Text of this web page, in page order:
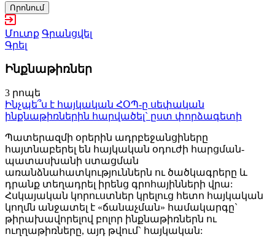
Որոնում
Մուտք Գրանցվել
Գրել
Ինքնաթիռներ
3 րոպե
Ինչպե՞ս է հայկական ՀՕՊ-ը սեփական
ինքնաթիռներին հարվածել` ըստ փորձագետի
Պատերազմի օրերին ադրբեջանցիները
հայտնաբերել են հայկական օդուժի հարցման-
պատասխանի ստացման
առանձնահատկություններն ու ծածկագրերը և
դրանք տեղադրել իրենց գրոհայինների վրա:
Հսկայական կորուստներ կրելուց հետո հայկական
կողմն անջատել է «ճանաչման» համակարգը`
թիրախավորելով բոլոր ինքնաթիռներն ու
ուղղաթիռները, այդ թվում` հայկական: